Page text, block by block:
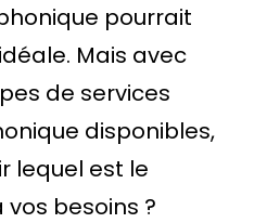
pourrait
Mais avec
de services
disponibles,
lequel est le
besoins ?